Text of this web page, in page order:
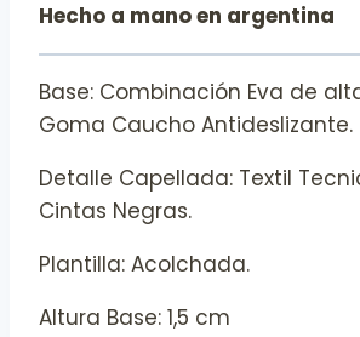
Hecho a mano en argentina
Base: Combinación Eva de
Goma Caucho Antideslizante.
Detalle Capellada: Textil
Cintas Negras.
Plantilla: Acolchada.
Altura Base: 1,5 cm